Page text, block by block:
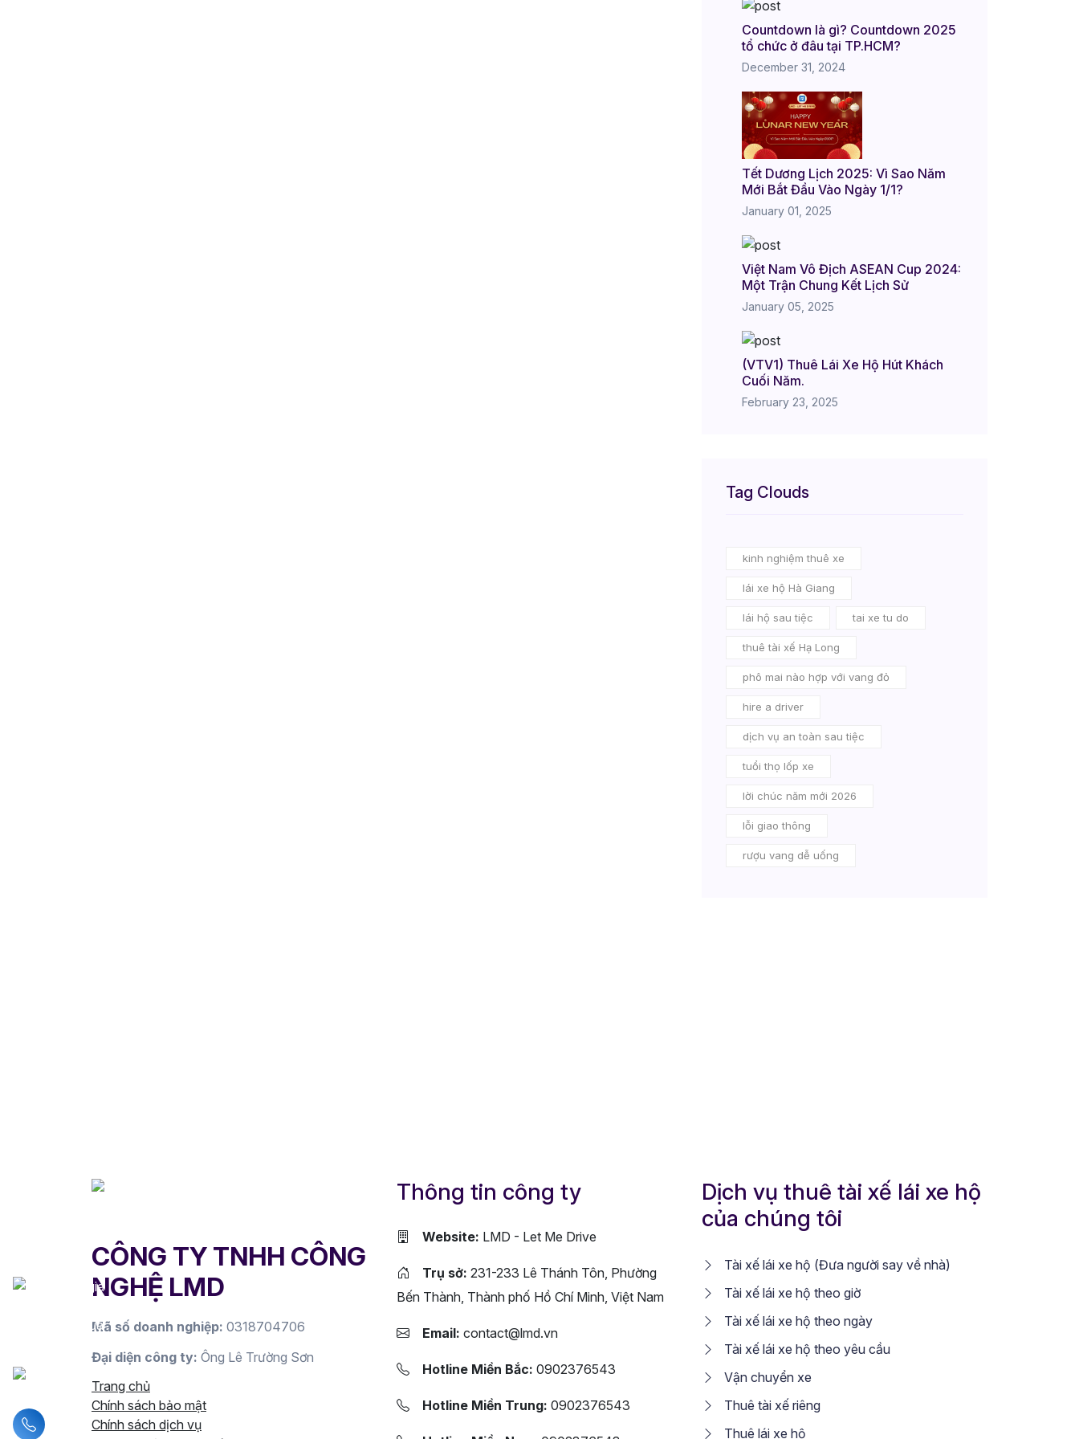
Countdown là gì? Countdown 2025
tổ chức ở đâu tại TP.HCM?
December 31, 2024
Tết Dương Lịch 2025: Vì Sao Năm
Mới Bắt Đầu Vào Ngày 1/1?
January 01, 2025
Việt Nam Vô Địch ASEAN Cup 2024:
Một Trận Chung Kết Lịch Sử
January 05, 2025
(VTV1) Thuê Lái Xe Hộ Hút Khách
Cuối Năm.
February 23, 2025
Tag Clouds
kinh nghiệm thuê xe
lái xe hộ Hà Giang
lái hộ sau tiệc tai xe tu do
thuê tài xế Hạ Long
phô mai nào hợp với vang đỏ
hire a driver
dịch vụ an toàn sau tiệc
tuổi thọ lốp xe
lời chúc năm mới 2026
lỗi giao thông
rượu vang dễ uống
CÔNG TY TNHH CÔNG
NGHỆ LMD
Mã số doanh nghiệp: 0318704706
Đại diện công ty: Ông Lê Trường Sơn
Trang chủ
Chính sách bảo mật
Chính sách dịch vụ
Thông tin công ty
Website: LMD - Let Me Drive
Trụ sở: 231-233 Lê Thánh Tôn, Phường
Bến Thành, Thành phố Hồ Chí Minh, Việt Nam
Email: contact@lmd.vn
Hotline Miền Bắc: 0902376543
Hotline Miền Trung: 0902376543
Dịch vụ thuê tài xế lái xe hộ
của chúng tôi
Tài xế lái xe hộ (Đưa người say về nhà)
Tài xế lái xe hộ theo giờ
Tài xế lái xe hộ theo ngày
Tài xế lái xe hộ theo yêu cầu
Vận chuyển xe
Thuê tài xế riêng
Thuê lái xe hộ
Liên hệ hotline